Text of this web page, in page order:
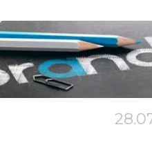
Що таке
чому
кожному